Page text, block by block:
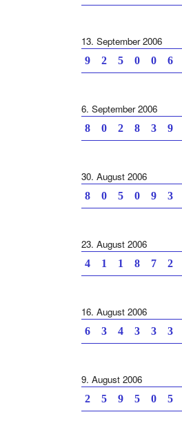
13. September 2006
9 2 5 0 0 6
6. September 2006
8 0 2 8 3 9
30. August 2006
8 0 5 0 9 3
23. August 2006
4 1 1 8 7 2
16. August 2006
6 3 4 3 3 3
9. August 2006
2 5 9 5 0 5